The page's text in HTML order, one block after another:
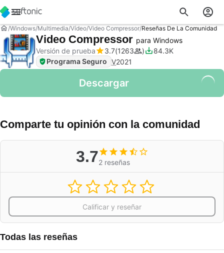
Windows Multimedia Vídeo Video Compressor Reseñas De La Comunidad
Video Compressor para Windows
Versión de prueba
3.7 1263
84.3K
Programa Seguro V2021
Descargar
Comparte tu opinión con la comunidad
3.72 reseñas
Calificar y reseñar
Todas las reseñas